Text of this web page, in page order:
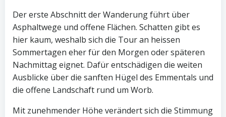
Der erste Abschnitt der Wanderung führt über
Asphaltwege und offene Flächen. Schatten gibt es
hier kaum, weshalb sich die Tour an heissen
Sommertagen eher für den Morgen oder späteren
Nachmittag eignet. Dafür entschädigen die weiten
Ausblicke über die sanften Hügel des Emmentals und
die offene Landschaft rund um Worb.
Mit zunehmender Höhe verändert sich die Stimmung